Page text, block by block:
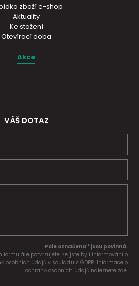
zboží e-shop
Aktuality
Ke stažení
Otevírací doba
Akce
VÁŠ DOTAZ
Pole označena * jsou povinná.
potvrzujete, že jste byli informováni o
osobních údajů v souladu s GDPR. Informace o
ochraně osobních údajů naleznete zde.